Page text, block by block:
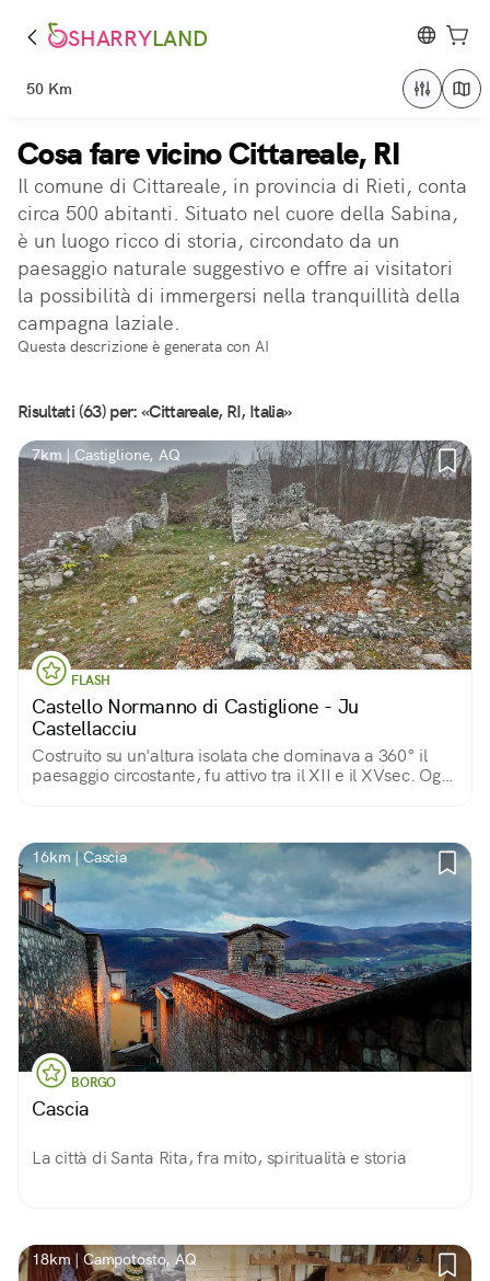
SHARRYLAND
50 Km
Cosa fare vicino Cittareale, RI
Il comune di Cittareale, in provincia di Rieti, conta
circa 500 abitanti. Situato nel cuore della Sabina,
è un luogo ricco di storia, circondato da un
paesaggio naturale suggestivo e offre ai visitatori
la possibilità di immergersi nella tranquillità della
campagna laziale.
Questa descrizione è generata con AI
Risultati (63) per: «Cittareale, RI, Italia»
7km | Castiglione, AQ
FLASH
Castello Normanno di Castiglione - Ju
Castellacciu
Costruito su un'altura isolata che dominava a 360° il
paesaggio circostante, fu attivo tra il XII e il XVsec. Oggi
16km | Cascia
BORGO
Cascia
La città di Santa Rita, fra mito, spiritualità e storia
18km | Campotosto, AQ